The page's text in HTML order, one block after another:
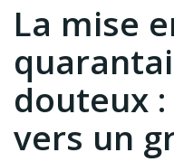
La mise
douteux
vers un